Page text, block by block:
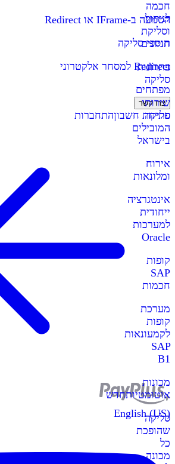
חכמה
לניהול
וסליקת
חניונים
פתרונות
סליקה
שירותי
סליקה
המובילים
בישראל
אירוח
ומלונאות
אינטגרציה
ייחודית
למערכות
Oracle
קופות
SAP
חכמות
מערכת
קופות
לקמעונאות
SAP
B1
מכונות
אוטומטיותחדש
סליקה
שהופכת
כל
מכונה
הטמעה ב-IFrame או Redirect
תוספי סליקה
Redirect למסחר אלקטרוני
מפתחים
צרו קשר
פתיחת חשבוןהתחברות
English (US)